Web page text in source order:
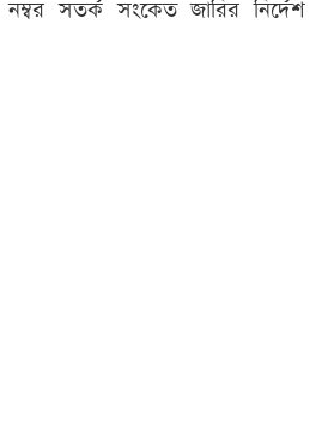
সতর্ক সংকেত জারির নির্দেশ